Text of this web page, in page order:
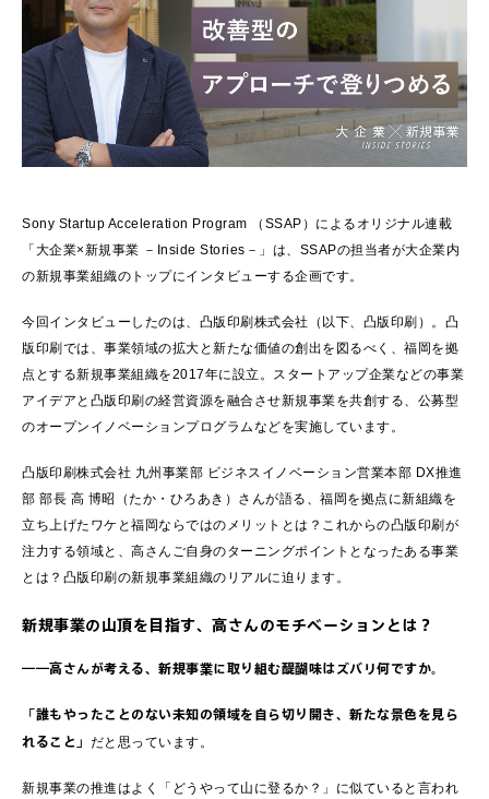
Sony Startup Acceleration Program （SSAP）によるオリジナル連載
「大企業×新規事業 －Inside Stories－」は、SSAPの担当者が大企業内
の新規事業組織のトップにインタビューする企画です。
今回インタビューしたのは、凸版印刷株式会社（以下、凸版印刷）。凸
版印刷では、事業領域の拡大と新たな価値の創出を図るべく、福岡を拠
点とする新規事業組織を2017年に設立。スタートアップ企業などの事業
アイデアと凸版印刷の経営資源を融合させ新規事業を共創する、公募型
のオープンイノベーションプログラムなどを実施しています。
凸版印刷株式会社 九州事業部 ビジネスイノベーション営業本部 DX推進
部 部長 高 博昭（たか・ひろあき）さんが語る、福岡を拠点に新組織を
立ち上げたワケと福岡ならではのメリットとは？これからの凸版印刷が
注力する領域と、高さんご自身のターニングポイントとなったある事業
とは？凸版印刷の新規事業組織のリアルに迫ります。
新規事業の山頂を目指す、高さんのモチベーションとは？
――高さんが考える、新規事業に取り組む醍醐味はズバリ何ですか。
「誰もやったことのない未知の領域を自ら切り開き、新たな景色を見ら
れること」 だと思っています。
新規事業の推進はよく「どうやって山に登るか？」に似ていると言われ